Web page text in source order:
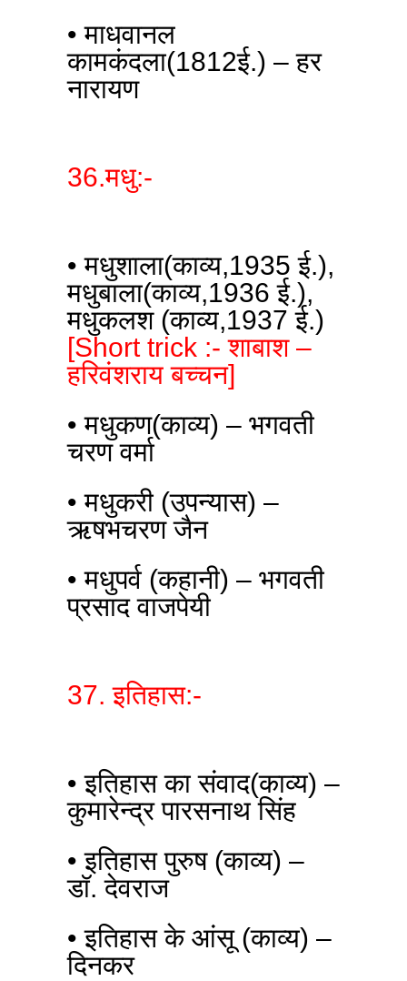
• माधवानल
कामकंदला(1812ई.) – हर
नारायण
36.मधु:-
• मधुशाला(काव्य,1935 ई.),
मधुबाला(काव्य,1936 ई.),
मधुकलश (काव्य,1937 ई.)
[Short trick :- शाबाश –
हरिवंशराय बच्चन]
• मधुकण(काव्य) – भगवती
चरण वर्मा
• मधुकरी (उपन्यास) –
ऋषभचरण जैन
• मधुपर्व (कहानी) – भगवती
प्रसाद वाजपेयी
37. इतिहास:-
• इतिहास का संवाद(काव्य) –
कुमारेन्द्र पारसनाथ सिंह
• इतिहास पुरुष (काव्य) –
डॉ. देवराज
• इतिहास के आंसू (काव्य) –
दिनकर